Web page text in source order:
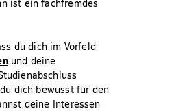
ist ein fachfremdes
du dich im Vorfeld
und deine
dich bewusst für den
deine Interessen